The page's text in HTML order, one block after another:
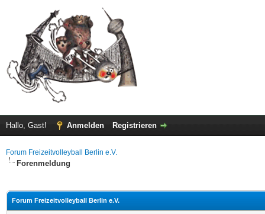
Hallo, Gast! Anmelden Registrieren
Forum Freizeitvolleyball Berlin e.V.
Forenmeldung
Forum Freizeitvolleyball Berlin e.V.